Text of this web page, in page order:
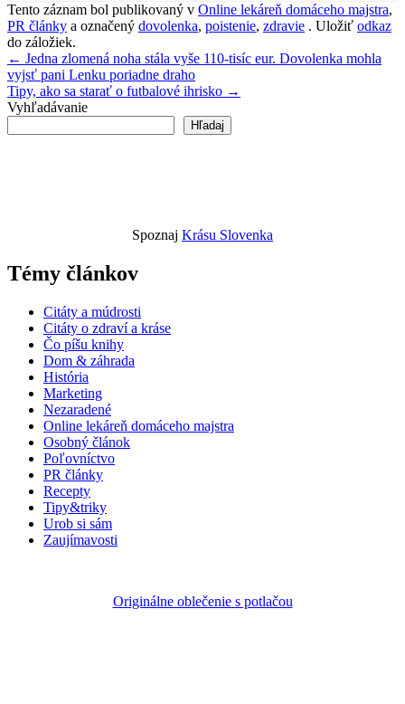
Tento záznam bol publikovaný v Online lekáreň domáceho majstra,
PR články a označený dovolenka, poistenie, zdravie . Uložiť odkaz
do záložiek.
Navigácia
v
článku
← Jedna zlomená noha stála vyše 110-tisíc eur. Dovolenka mohla
vyjsť pani Lenku poriadne draho
Tipy, ako sa starať o futbalové ihrisko →
Vyhľadávanie
Hľadaj
Spoznaj Krásu Slovenka
Témy článkov
Citáty a múdrosti
Citáty o zdraví a kráse
Čo píšu knihy
Dom & záhrada
História
Marketing
Nezaradené
Online lekáreň domáceho majstra
Osobný článok
Poľovníctvo
PR články
Recepty
Tipy&triky
Urob si sám
Zaujímavosti
Originálne oblečenie s potlačou